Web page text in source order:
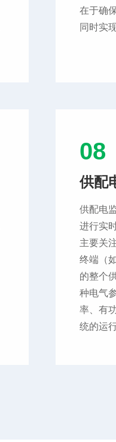
在于确
同时实
08
供配
供配电
进行实
主要关
终端（
的整个
种电气
率、有
统的运